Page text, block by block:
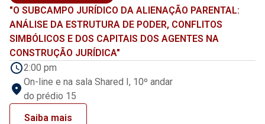
"O SUBCAMPO JURÍDICO DA ALIENAÇÃO PARENTAL:
ANÁLISE DA ESTRUTURA DE PODER, CONFLITOS
SIMBÓLICOS E DOS CAPITAIS DOS AGENTES NA
CONSTRUÇÃO JURÍDICA"
2:00 pm
On-line e na sala Shared I, 10º andar
do prédio 15
Saiba mais